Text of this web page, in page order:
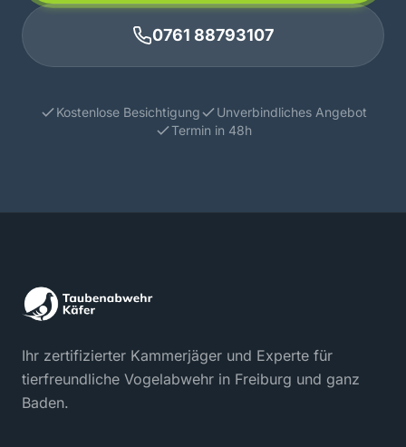
0761 88793107
Kostenlose Besichtigung
Unverbindliches Angebot
Termin in 48h
Ihr zertifizierter Kammerjäger und Experte für
tierfreundliche Vogelabwehr in Freiburg und ganz
Baden.